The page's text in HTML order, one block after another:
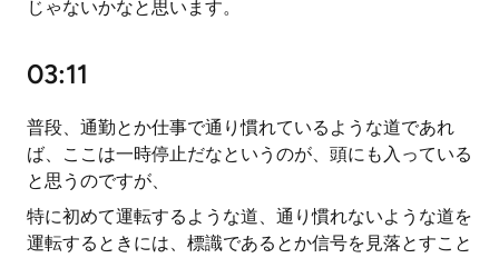
じゃないかなと思います。
03:11
普段、通勤とか仕事で通り慣れているような道であれ
ば、ここは一時停止だなというのが、頭にも入っている
と思うのですが、
特に初めて運転するような道、通り慣れないような道を
運転するときには、標識であるとか信号を見落とすこと